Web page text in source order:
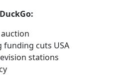
funding cuts USA
stations